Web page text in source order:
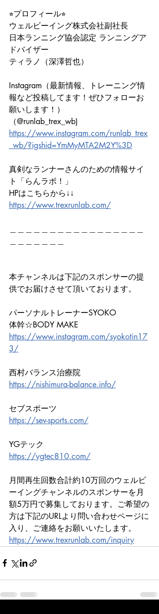
⭐︎プロフィール⭐︎
ウェルビーイング株式会社副社長
日本ランニング協会認定 ランニングア
ドバイザー
ティラノ（深澤哲也）
Instagram（最新情報、トレーニング情
報など投稿してます！ぜひフォローお
願いします！）
（@runlab_trex_wb)
https://www.instagram.com/runlab_trex
_wb/?igshid=YmMyMTA2M2Y%3D
真剣なランナーさんのための情報サイ
ト「らんラボ！」
HPはこちらから↓↓
https://www.trexrunlab.com/
本チャンネルは下記のスポンサーの提
供でお届けさせて頂いております。
パーソナルトレーナーSYOKO
体幹☆BODY MAKE
https://www.instagram.com/syokotin17
3/
西村バランス治療院
https://nishimura-balance.info/
セブスポーツ
https://sev-sports.com/
YGテック
https://ygtec810.com/
月間再生回数合計約10万回のウェルビ
ーイングチャンネルのスポンサーを月
額5万円で募集しております。ご希望の
方は下記のURLより問い合わせページに
入り、ご連絡をお願いいたします。
https://www.trexrunlab.com/inquiry